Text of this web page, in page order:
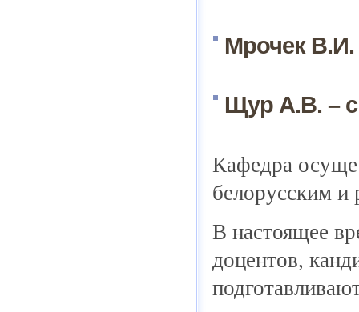
Мрочек В.И.
Щур А.В. – с
Кафедра
белорусским и
В настоящее
доцентов,